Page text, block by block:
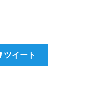
ツイート